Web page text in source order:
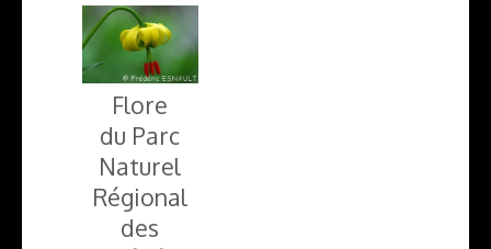
Flore
du Parc
Naturel
Régional
des